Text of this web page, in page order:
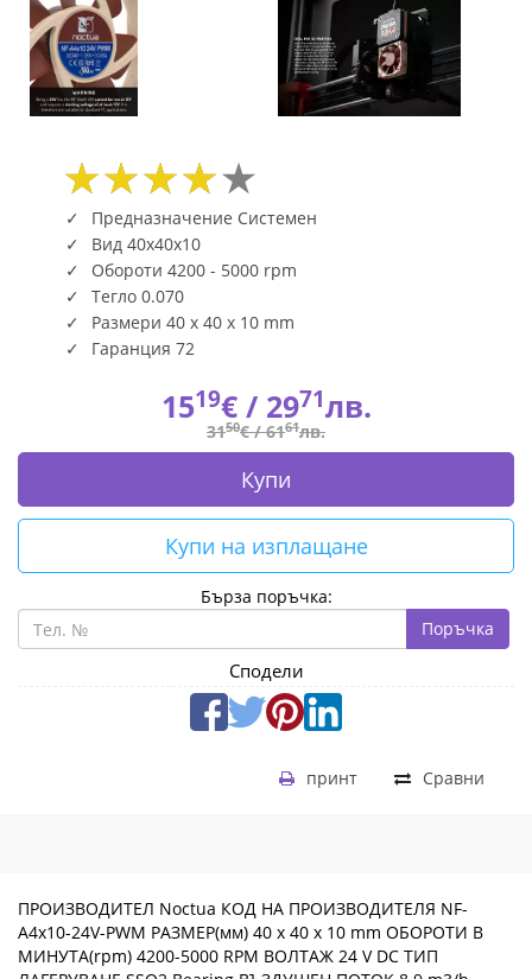
A4x10-
24V-
PWM
(5261)
|
Fly.bg
Предназначение Системен
Вид 40x40x10
Обороти 4200 - 5000 rpm
Тегло 0.070
Размери 40 x 40 x 10 mm
Гаранция 72
1519€ / 2971лв.
3150€ /6161лв.
Купи
Купи на изплащане
Бърза поръчка:
Поръчка
Сподели
Сравни
принт
ПРОИЗВОДИТЕЛ Noctua КОД НА ПРОИЗВОДИТЕЛЯ NF-
A4x10-24V-PWM РАЗМЕР(мм) 40 x 40 x 10 mm ОБОРОТИ В
МИНУТА(rpm) 4200-5000 RPM ВОЛТАЖ 24 V DC ТИП